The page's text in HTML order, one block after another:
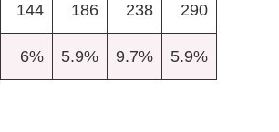
144 186 238 290
6% 5.9% 9.7% 5.9%